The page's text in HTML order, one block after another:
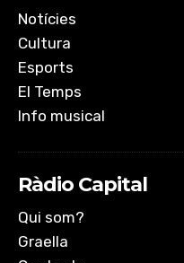
Notícies
Cultura
Esports
El Temps
Info musical
Ràdio Capital
Qui som?
Graella